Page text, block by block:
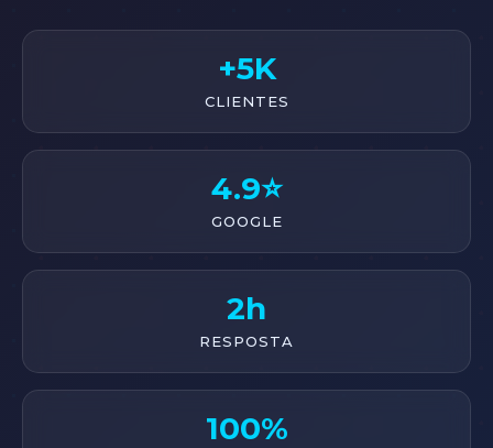
+5K
CLIENTES
4.9⭐
GOOGLE
2h
RESPOSTA
100%